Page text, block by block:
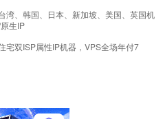
湾、韩国、日本、新加坡、美国、英国机
生IP
宅双ISP属性IP机器，VPS全场年付7